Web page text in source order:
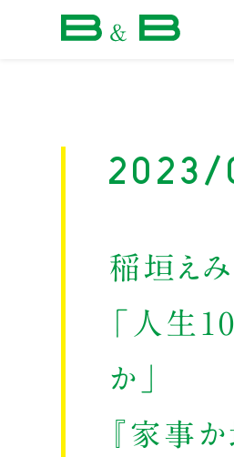
2023/
稲垣え
「人生
か」
『家事